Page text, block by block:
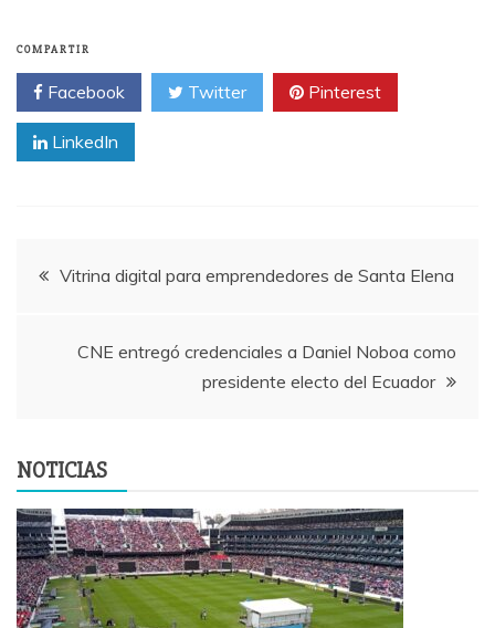
COMPARTIR
Facebook Twitter Pinterest
LinkedIn
Navegación
Vitrina digital para emprendedores de Santa Elena
CNE entregó credenciales a Daniel Noboa como
presidente electo del Ecuador
NOTICIAS